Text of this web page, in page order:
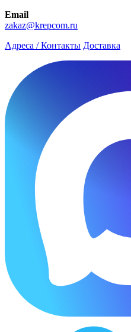
Email
zakaz@krepcom.ru
Адреса / Контакты Доставка